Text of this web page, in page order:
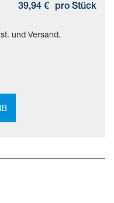
39,94 € pro Stück
und Versand.